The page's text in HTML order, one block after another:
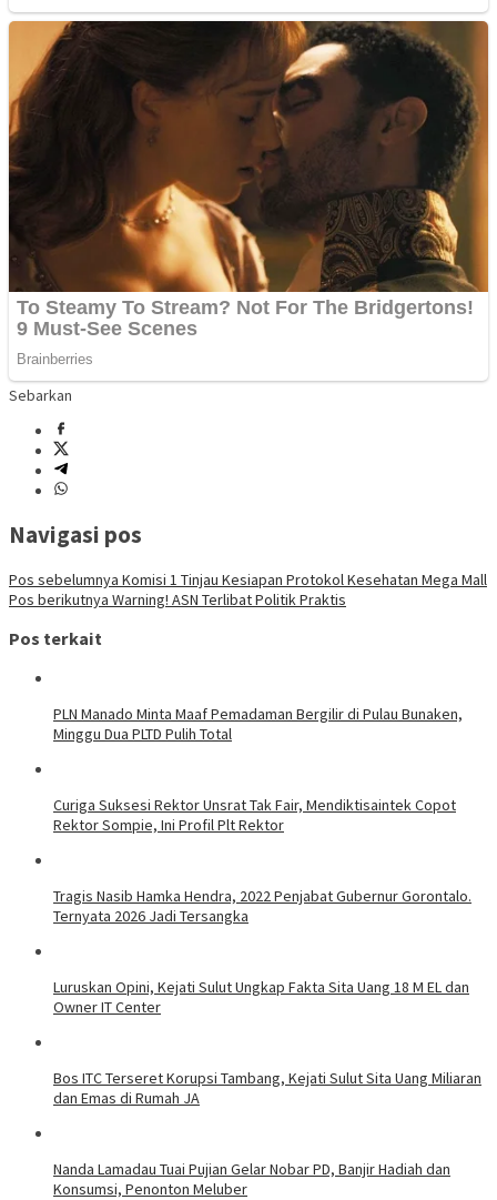
Sebarkan
Navigasi pos
Pos sebelumnya Komisi 1 Tinjau Kesiapan Protokol Kesehatan Mega Mall
Pos berikutnya Warning! ASN Terlibat Politik Praktis
Pos terkait
PLN Manado Minta Maaf Pemadaman Bergilir di Pulau Bunaken,
Minggu Dua PLTD Pulih Total
Curiga Suksesi Rektor Unsrat Tak Fair, Mendiktisaintek Copot
Rektor Sompie, Ini Profil Plt Rektor
Tragis Nasib Hamka Hendra, 2022 Penjabat Gubernur Gorontalo.
Ternyata 2026 Jadi Tersangka
Luruskan Opini, Kejati Sulut Ungkap Fakta Sita Uang 18 M EL dan
Owner IT Center
Bos ITC Terseret Korupsi Tambang, Kejati Sulut Sita Uang Miliaran
dan Emas di Rumah JA
Nanda Lamadau Tuai Pujian Gelar Nobar PD, Banjir Hadiah dan
Konsumsi, Penonton Meluber